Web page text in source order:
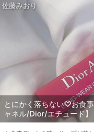
佐藤みおり
とにかく落ちない♡お食
ャネル/Dior/エチュード】